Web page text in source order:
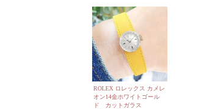
ROLEX ロレックス カメレ
オン14金ホワイトゴール
ド カットガラス